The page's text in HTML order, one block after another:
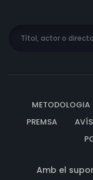
METODOLOGIA
PREMSA
Amb el